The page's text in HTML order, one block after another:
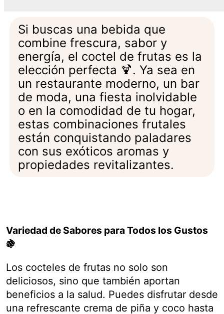
Si buscas una bebida que
combine frescura, sabor y
energía, el coctel de frutas es la
elección perfecta 🍹. Ya sea en
un restaurante moderno, un bar
de moda, una fiesta inolvidable
o en la comodidad de tu hogar,
estas combinaciones frutales
están conquistando paladares
con sus exóticos aromas y
propiedades revitalizantes.
Variedad de Sabores para Todos los Gustos
🍇
Los cocteles de frutas no solo son
deliciosos, sino que también aportan
beneficios a la salud. Puedes disfrutar desde
una refrescante crema de piña y coco hasta